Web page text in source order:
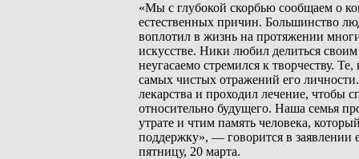
«Мы с глубокой скорбью сообщаем о
естественных причин. Большинство
воплотил в жизнь на протяжении
искусстве. Ники любил делиться
неугасаемо стремился к творчеству.
самых чистых отражений его
лекарства и проходил лечение, чтобы
относительно будущего. Наша семья
утрате и чтим память человека,
поддержку», — говорится в заявлении
пятницу, 20 марта.